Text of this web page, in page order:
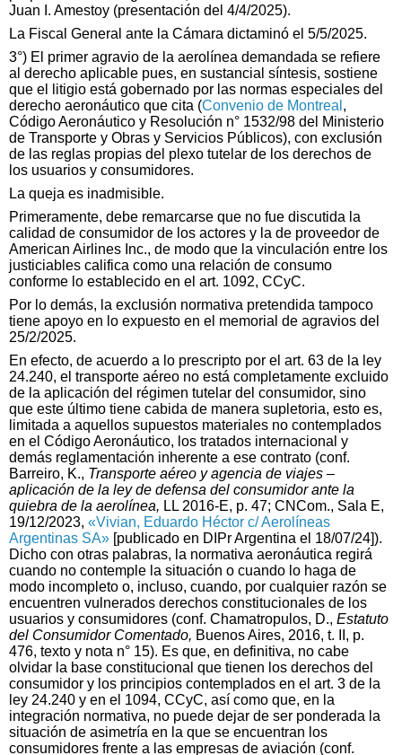
Juan I. Amestoy (presentación del 4/4/2025).
La Fiscal General ante la Cámara dictaminó el 5/5/2025.
3°) El primer agravio de la aerolínea demandada se refiere
al derecho aplicable pues, en sustancial síntesis, sostiene
que el litigio está gobernado por las normas especiales del
derecho aeronáutico que cita (Convenio de Montreal ,
Código Aeronáutico y Resolución n° 1532/98 del Ministerio
de Transporte y Obras y Servicios Públicos), con exclusión
de las reglas propias del plexo tutelar de los derechos de
los usuarios y consumidores.
La queja es inadmisible.
Primeramente, debe remarcarse que no fue discutida la
calidad de consumidor de los actores y la de proveedor de
American Airlines Inc., de modo que la vinculación entre los
justiciables califica como una relación de consumo
conforme lo establecido en el art. 1092, CCyC.
Por lo demás, la exclusión normativa pretendida tampoco
tiene apoyo en lo expuesto en el memorial de agravios del
25/2/2025.
En efecto, de acuerdo a lo prescripto por el art. 63 de la ley
24.240, el transporte aéreo no está completamente excluido
de la aplicación del régimen tutelar del consumidor, sino
que este último tiene cabida de manera supletoria, esto es,
limitada a aquellos supuestos materiales no contemplados
en el Código Aeronáutico, los tratados internacional y
demás reglamentación inherente a ese contrato (conf.
Barreiro, K., Transporte aéreo y agencia de viajes –
aplicación de la ley de defensa del consumidor ante la
quiebra de la aerolínea, LL 2016-E, p. 47; CNCom., Sala E,
19/12/2023, «Vivian, Eduardo Héctor c/ Aerolíneas
Argentinas SA» [publicado en DIPr Argentina el 18/07/24]).
Dicho con otras palabras, la normativa aeronáutica regirá
cuando no contemple la situación o cuando lo haga de
modo incompleto o, incluso, cuando, por cualquier razón se
encuentren vulnerados derechos constitucionales de los
usuarios y consumidores (conf. Chamatropulos, D., Estatuto
del Consumidor Comentado, Buenos Aires, 2016, t. II, p.
476, texto y nota n° 15). Es que, en definitiva, no cabe
olvidar la base constitucional que tienen los derechos del
consumidor y los principios contemplados en el art. 3 de la
ley 24.240 y en el 1094, CCyC, así como que, en la
integración normativa, no puede dejar de ser ponderada la
situación de asimetría en la que se encuentran los
consumidores frente a las empresas de aviación (conf.